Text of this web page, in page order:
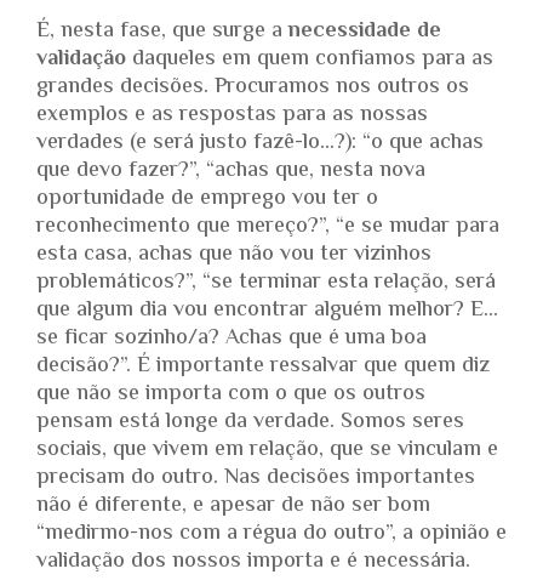
É, nesta fase, que surge anecessidade de
validação daqueles em quem confiamos para as
grandes decisões. Procuramos nos outros os
exemplos e as respostas para as nossas
verdades (e será justo fazê-lo…?): “o que achas
que devo fazer?”, “achas que, nesta nova
oportunidade de emprego vou ter o
reconhecimento que mereço?”, “e se mudar para
esta casa, achas que não vou ter vizinhos
problemáticos?”, “se terminar esta relação, será
que algum dia vou encontrar alguém melhor? E…
se ficar sozinho/a? Achas que é uma boa
decisão?”. É importante ressalvar que quem diz
que não se importa com o que os outros
pensam está longe da verdade. Somos seres
sociais, que vivem em relação, que se vinculam e
precisam do outro. Nas decisões importantes
não é diferente, e apesar de não ser bom
“medirmo-nos com a régua do outro”, a opinião e
validação dos nossos importa e é necessária.